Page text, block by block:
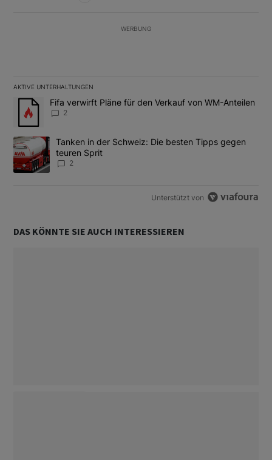
WERBUNG
AKTIVE UNTERHALTUNGEN
Das Folgende ist eine Liste der am meisten kommentierten
Ein Trendartikel mit dem Titel "Fifa verwirft Pläne für den
Fifa verwirft Pläne für den Verkauf von WM-Anteilen
2
Ein Trendartikel mit dem Titel "Tanken in der Schweiz: Die
Tanken in der Schweiz: Die besten Tipps gegen
teuren Sprit
2
Unterstützt von
DAS KÖNNTE SIE AUCH INTERESSIEREN